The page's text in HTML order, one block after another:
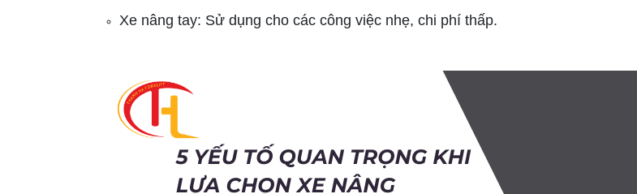
Xe nâng tay: Sử dụng cho các công việc nhẹ, chi phí thấp.